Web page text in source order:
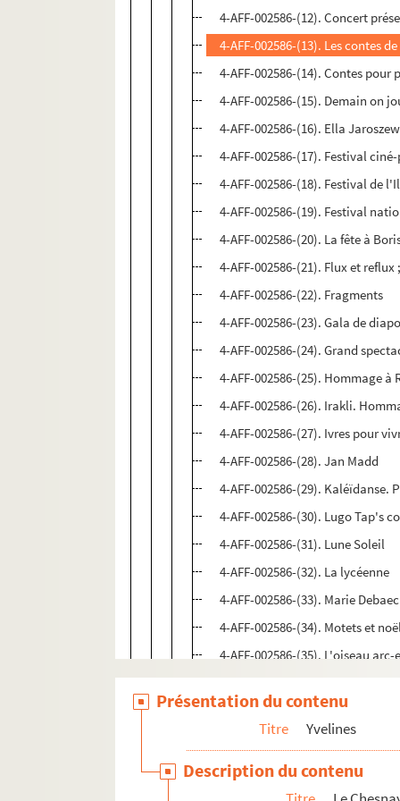
4-AFF-002586-(12). Concert
4-AFF-002586-(13). Les contes
4-AFF-002586-(14). Contes
4-AFF-002586-(15). Demain on
4-AFF-002586-(16). Ella
4-AFF-002586-(17). Festival
4-AFF-002586-(18). Festival de
4-AFF-002586-(19). Festival
4-AFF-002586-(20). La fête à
4-AFF-002586-(21). Flux et
4-AFF-002586-(22). Fragments
4-AFF-002586-(23). Gala de
4-AFF-002586-(24). Grand
4-AFF-002586-(25). Hommage à
4-AFF-002586-(26). Irakli.
4-AFF-002586-(27). Ivres pour
4-AFF-002586-(28). Jan Madd
4-AFF-002586-(29). Kaléïdanse.
4-AFF-002586-(30). Lugo Tap's
4-AFF-002586-(31). Lune Soleil
4-AFF-002586-(32). La lycéenne
4-AFF-002586-(33). Marie
4-AFF-002586-(34). Motets et
4-AFF-002586-(35). L'oiseau
4-AFF-002586-(36). Orphée
4-AFF-002586-(37). Otto Wessely
4-AFF-002586-(38). Parole de
4-AFF-002586-(39). Un patron
Présentation du contenu
Titre Yvelines
Description du contenu